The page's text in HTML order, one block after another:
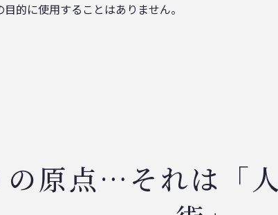
的に使用することはありません。
の原点…それは「